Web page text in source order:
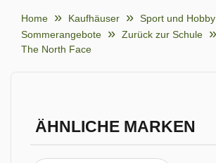
Home Kaufhäuser
Sport und Hobby
Sommerangebote
Zurück zur Schule
The North Face
ÄHNLICHE MARKEN